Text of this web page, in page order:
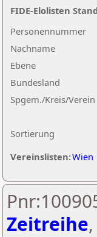
Nachname
Ebene
Sortierung
Personennummer
Bundesland
Spgem./Kreis/Verein
Vereinslisten:Wien
FIDE-Elolisten Stand
Zeitreihe,